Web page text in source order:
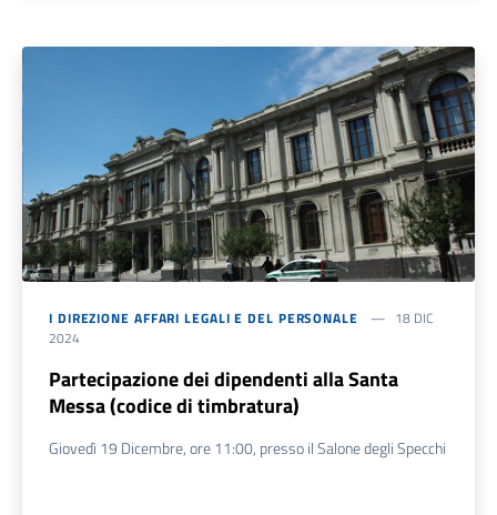
I DIREZIONE AFFARI LEGALI E DEL PERSONALE
18 DIC
2024
Partecipazione dei dipendenti alla Santa
Messa (codice di timbratura)
Giovedì 19 Dicembre, ore 11:00, presso il Salone degli Specchi